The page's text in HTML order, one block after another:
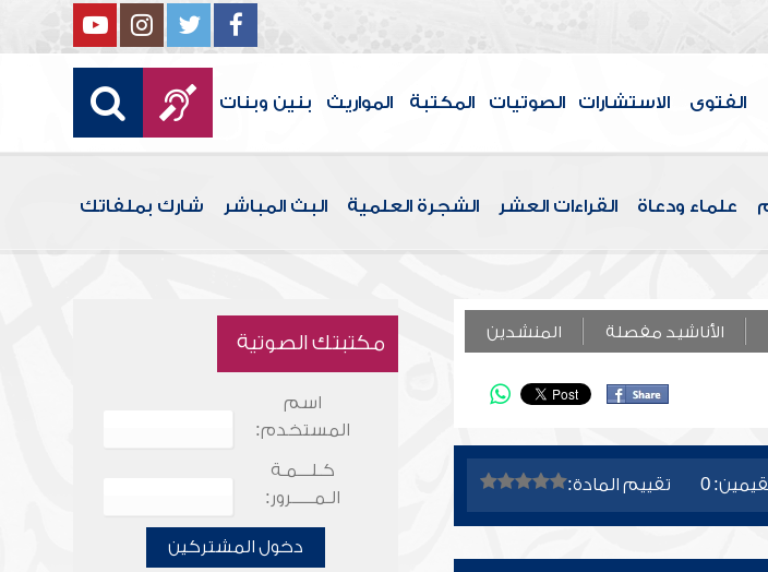
الفتوى الاستشارات الصوتيات المكتبة المواريث بنين وبنات
علماء ودعاة القراءات العشر الشجرة العلمية البث المباشر شارك بملفاتك
الأناشيد مفصلة المنشدين
0 تقييم المادة:
مكتبتك الصوتية
اسم
المستخدم:
كـلـــمـة
الـمـــــرور:
دخول المشتركين